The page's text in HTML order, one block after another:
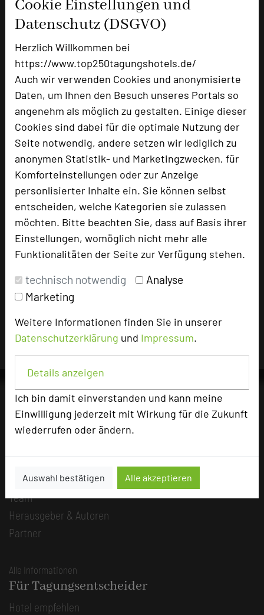
Cookie Einstellungen und
Datenschutz (DSGVO)
Herzlich Willkommen bei
https://www.top250tagungshotels.de/
Auch wir verwenden Cookies und anonymisierte
Daten, um Ihnen den Besuch unseres Portals so
angenehm als möglich zu gestalten. Einige dieser
Cookies sind dabei für die optimale Nutzung der
Seite notwendig, andere setzen wir lediglich zu
anonymen Statistik- und Marketingzwecken, für
Komforteinstellungen oder zur Anzeige
personlisierter Inhalte ein. Sie können selbst
entscheiden, welche Kategorien sie zulassen
möchten. Bitte beachten Sie, dass auf Basis ihrer
Einstellungen, womöglich nicht mehr alle
Funktionalitäten der Seite zur Verfügung stehen.
technisch notwendig
Analyse
Marketing
Weitere Informationen finden Sie in unserer
Datenschutzerklärung und Impressum.
Details anzeigen
Ich bin damit einverstanden und kann meine
Einwilligung jederzeit mit Wirkung für die Zukunft
wiederrufen oder ändern.
Auswahl bestätigen Alle akzeptieren
Zimmer
Einzelzimmer
Suiten
Besonders geeignet für
Seminar, Konferenz, Klausur
2285 Seiten dieses Hotels wurden in den
vergangenen 30 Tagen auf diesem Portal aufgerufen.
Für die Verwendung der Bilder haben die jeweiligen Hotels die
Nutzungsrechte für dieses Portal eingeräumt und sind dafür
verantwortlich.
Die Idee
Kategorie
Team
Herausgeber & Autoren
Partner
Alle Informationen
Für Tagungsentscheider
Hotel empfehlen